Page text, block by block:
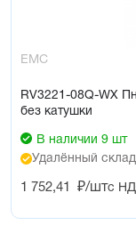
EMC
RV3221-08Q-WX
без катушки
В наличии 9 шт
Удалённый
1 752,41 ₽/штс